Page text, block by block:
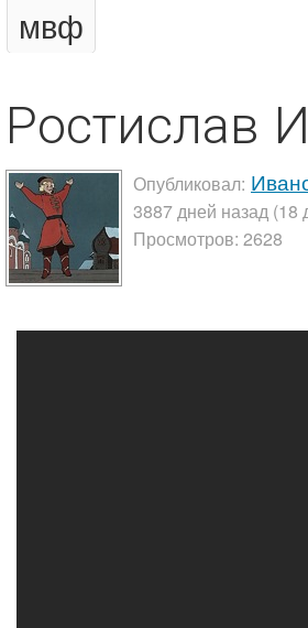
мвф
Ростислав
Опубликовал:
3887 дней назад (18
Просмотров: 2628